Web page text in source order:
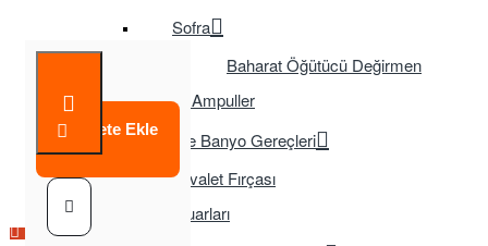
Sofra
Baharat Öğütücü Değirmen
Tasarruflu Ampuller
Temizlik ve Banyo Gereçleri
Tuvalet Fırçası
TV Aksesuarları
Sepete Ekle
Çok Satılan Ürün
Çok Satılan Ürün
Çok Satılan Ürün
Çok Satılan Ürün